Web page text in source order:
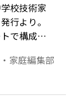
校技術家
行より。
で構成。
に地域の
えた。ま
家庭編集部